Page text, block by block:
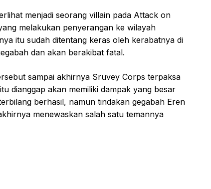
menjadi seorang villain pada Attack on
melakukan penyerangan ke wilayah
itu sudah ditentang keras oleh kerabatnya di
dan akan berakibat fatal.
sampai akhirnya Sruvey Corps terpaksa
dianggap akan memiliki dampak yang besar
berhasil, namun tindakan gegabah Eren
menewaskan salah satu temannya